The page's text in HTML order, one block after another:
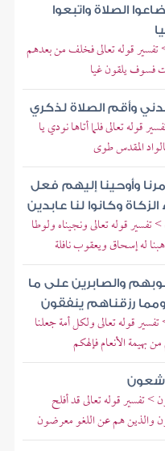
الصلاة واتبعوا
قوله تعالى فخلف من بعدهم
فسوف يلقون غيا
وأقم الصلاة لذكري
قوله تعالى فلما أتاها نودي يا
المقدس طوى
وأوحينا إليهم فعل
الزكاة وكانوا لنا عابدين
تفسير قوله تعالى ونجيناه ولوطا
له إسحاق ويعقوب نافلة
والصابرين على ما
رزقناهم ينفقون
قوله تعالى ولكل أمة جعلنا
بهيمة الأنعام فإلهكم
> تفسير قوله تعالى قد أفلح
والذين هم عن اللغو معرضون